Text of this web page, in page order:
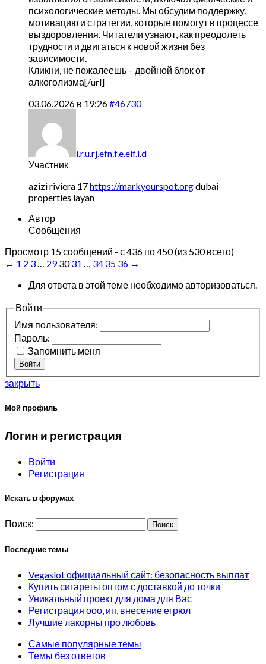
психологические методы. Мы обсудим поддержку,
мотивацию и стратегии, которые помогут в процессе
выздоровления. Читатели узнают, как преодолеть
трудности и двигаться к новой жизни без
зависимости.
Кликни, не пожалеешь – двойной блок от
алкоголизма[/url]
03.06.2026 в 19:26#46730
i.r.u.rj.efn.f.e.eif.l.d
Участник
azizi riviera 17https://markyourspot.orgdubai
properties layan
Автор
Сообщения
Просмотр 15 сообщений - с 436 по 450 (из 530 всего)
← 1 2 3… 29 30 31 … 34 35 36 →
Для ответа в этой теме необходимо авторизоваться.
Войти
Имя пользователя:
Пароль:
Запомнить меня
Войти
закрыть
Мой профиль
Логин и регистрация
Войти
Регистрация
Искать в форумах
Поиск:
Последние темы
Vegaslot официальный сайт: безопасность выплат
Купить сигареты оптом с доставкой до точки
Уникальный проект для дома для Вас
Регистрация ооо, ип, внесение егрюл
Лучшие лакорны про любовь
Самые популярные темы
Темы без ответов